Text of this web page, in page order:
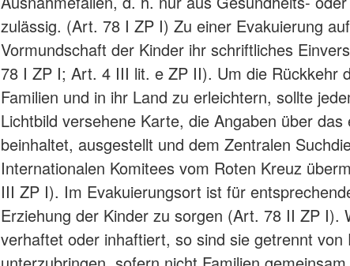
zulässig. (Art. 78 I ZP I) Zu einer Evakuierung
Vormundschaft der Kinder ihr schriftliches
78 I ZP I; Art. 4 III lit. e ZP II). Um die Rückkehr
Familien und in ihr Land zu erleichtern, sollte
Lichtbild versehene Karte, die Angaben über das
beinhaltet, ausgestellt und dem Zentralen
Internationalen Komitees vom Roten Kreuz
III ZP I). Im Evakuierungsort ist für
Erziehung der Kinder zu sorgen (Art. 78 II ZP I).
verhaftet oder inhaftiert, so sind sie getrennt von